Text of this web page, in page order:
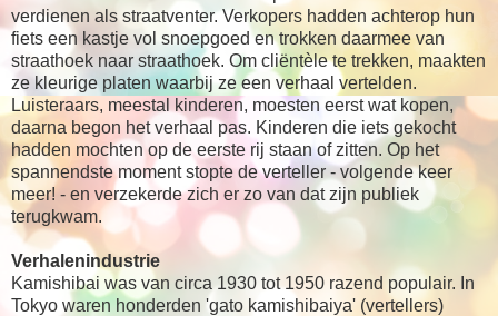
verdienen als straatventer. Verkopers hadden achterop hun
fiets een kastje vol snoepgoed en trokken daarmee van
straathoek naar straathoek. Om cliëntèle te trekken, maakten
ze kleurige platen waarbij ze een verhaal vertelden.
Luisteraars, meestal kinderen, moesten eerst wat kopen,
daarna begon het verhaal pas. Kinderen die iets gekocht
hadden mochten op de eerste rij staan of zitten. Op het
spannendste moment stopte de verteller - volgende keer
meer! - en verzekerde zich er zo van dat zijn publiek
terugkwam.
Verhalenindustrie
Kamishibai was van circa 1930 tot 1950 razend populair. In
Tokyo waren honderden 'gato kamishibaiya' (vertellers)